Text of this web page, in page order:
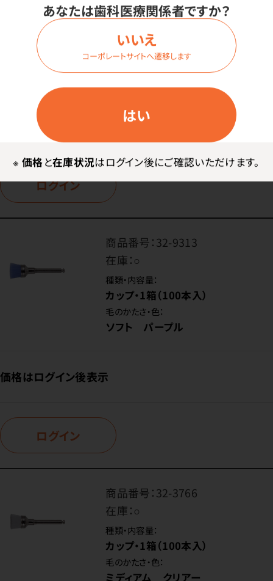
あなたは歯科医療関係者ですか？
はい
いいえ
コーポレートサイトへ遷移します
※ 価格と在庫状況はログイン後にご確認いただけます。
在庫：○
テーパー・1箱（100本入）
毛のかたさ・色：
ハード イエロー
価格はログイン後表示
ログイン
商品番号：32-9313
在庫：○
種類・内容量：
カップ・1箱（100本入）
毛のかたさ・色：
ソフト パープル
価格はログイン後表示
ログイン
商品番号：32-3766
在庫：○
種類・内容量：
カップ・1箱（100本入）
毛のかたさ・色：
ミディアム クリアー